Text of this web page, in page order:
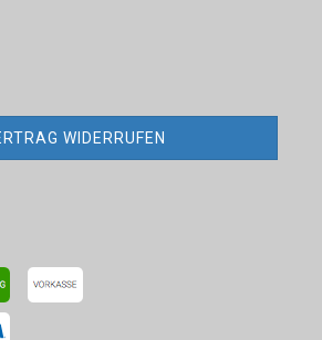
WIDERRUFEN